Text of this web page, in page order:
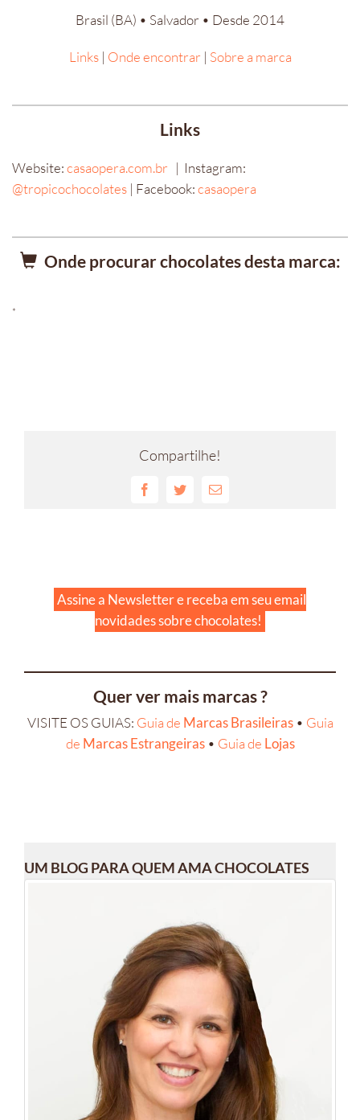
Brasil (BA) • Salvador • Desde 2014
Links| Onde encontrar| Sobre a marca
Links
Website:casaopera.com.br | Instagram:
@tropicochocolates | Facebook:casaopera
Onde procurar chocolates desta marca:
*
Compartilhe!
FacebookTwitterE-
Assine a Newsletter e receba em seu email
novidades sobre chocolates!
Quer ver mais marcas ?
VISITE OS GUIAS: Guia de Marcas Brasileiras• Guia
de Marcas Estrangeiras• Guia de Lojas
UM BLOG PARA QUEM AMA CHOCOLATES